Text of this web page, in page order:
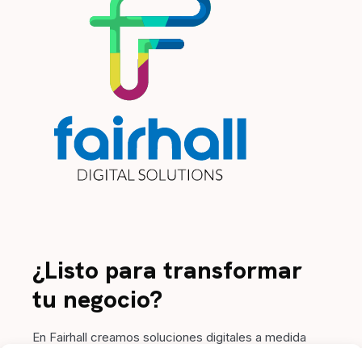
¿Listo para transformar
tu negocio?
En Fairhall creamos soluciones digitales a medida